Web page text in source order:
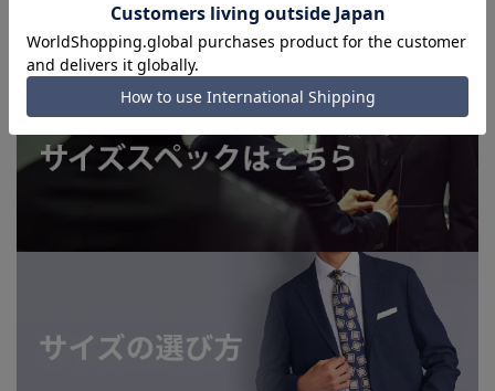
てはお急ぎ発送サービスを選択できない場合がございます。)